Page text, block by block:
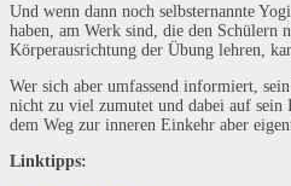
Und wenn dann noch selbsternannte
haben, am Werk sind, die den Schülern
Körperausrichtung der Übung lehren,
Wer sich aber umfassend informiert,
nicht zu viel zumutet und dabei auf sein
dem Weg zur inneren Einkehr aber
Linktipps: